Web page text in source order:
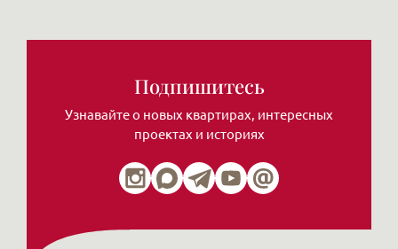
Подпишитесь
Узнавайте о новых квартирах, интересных
проектах и историях